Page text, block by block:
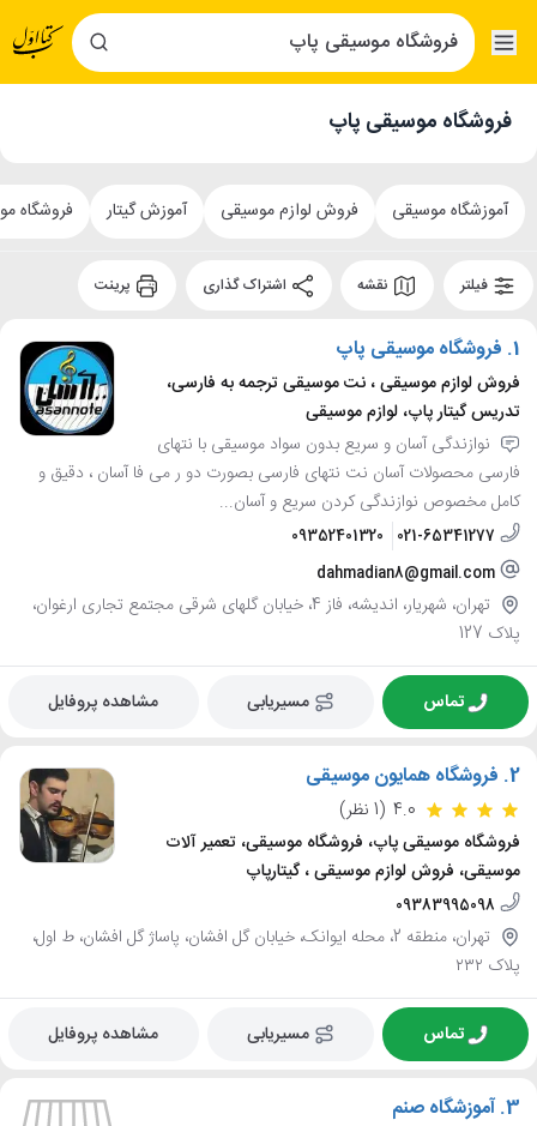
فروشگاه موسیقی پاپ
آموزشگاه موسیقی فروش لوازم موسیقی آموزش گیتار فروشگاه
فیلتر نقشه
1. فروشگاه موسیقی پاپ
فروش لوازم موسیقی ، نت موسیقی ترجمه به فارسی،
تدریس گیتار پاپ، لوازم موسیقی
نوازندگی آسان و سریع بدون سواد موسیقی با نتهای
فارسی محصولات آسان نت نتهای فارسی بصورت دو ر می فا آسان ، دقیق و
کامل مخصوص نوازندگی کردن سریع و آسان...
021-65341277
09352401320
dahmadian8@gmail.com
تهران، شهریار، اندیشه، فاز 4، خیابان گلهای شرقی مجتمع تجاری ارغوان،
پلاک 127
تماس مسیریابی مشاهده پروفایل
2. فروشگاه همایون موسیقی
4.0 (1 نظر)
فروشگاه موسیقی پاپ، فروشگاه موسیقی، تعمیر آلات
موسیقی، فروش لوازم موسیقی ، گیتارپاپ
09383995098
تهران، منطقه 2، محله ایوانک، خیابان گل افشان، پاساژ گل افشان، ط اول،
پلاک ۲۳۲
تماس مسیریابی مشاهده پروفایل
3. آموزشگاه صنم